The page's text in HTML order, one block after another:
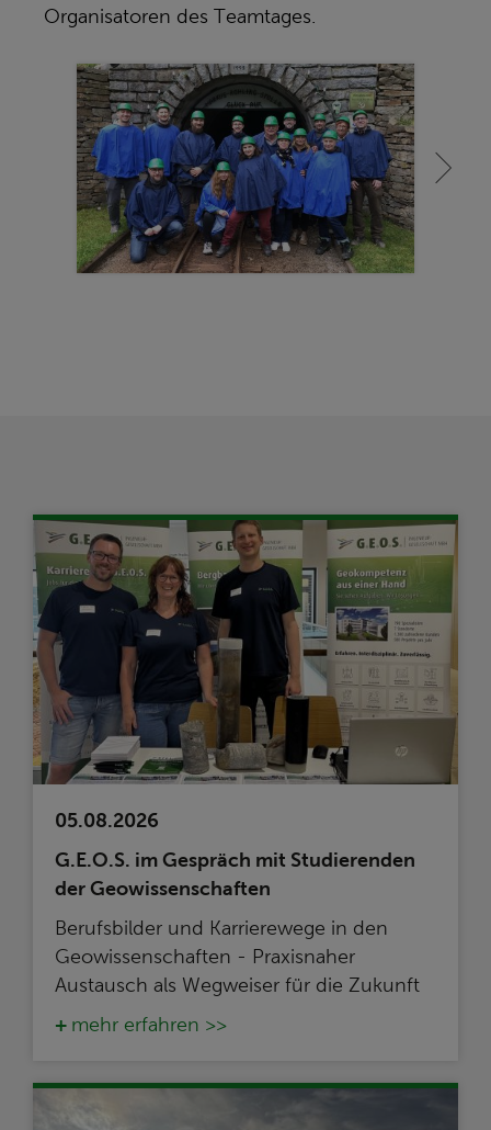
Organisatoren des Teamtages.
05.08.2026
G.E.O.S. im Gespräch mit Studierenden
der Geowissenschaften
Berufsbilder und Karrierewege in den
Geowissenschaften - Praxisnaher
Austausch als Wegweiser für die Zukunft
mehr erfahren >>